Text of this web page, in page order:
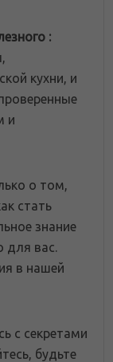
:
кухни, и
и
о том,
стать
знание
для вас.
в нашей
с секретами
будьте